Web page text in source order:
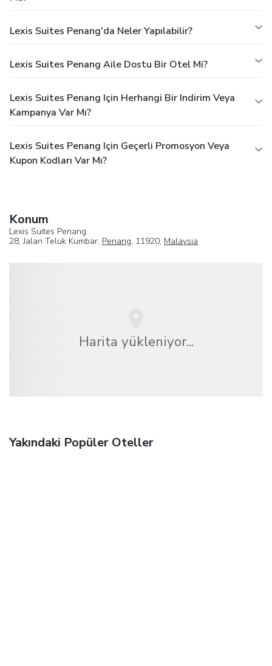
Lexis Suites Penang'da Neler Yapılabilir?
Lexis Suites Penang Aile Dostu Bir Otel Mi?
Lexis Suites Penang Için Herhangi Bir Indirim Veya
Kampanya Var Mı?
Lexis Suites Penang Için Geçerli Promosyon Veya
Kupon Kodları Var Mı?
Konum
Lexis Suites Penang
28, Jalan Teluk Kumbar, Penang, 11920, Malaysia
Harita yükleniyor...
Yakındaki Popüler Oteller